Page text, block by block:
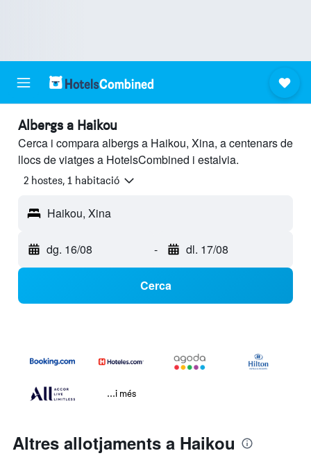
Albergs a Haikou
Cerca i compara albergs a Haikou, Xina, a centenars de
llocs de viatges a HotelsCombined i estalvia.
2 hostes, 1 habitació
Haikou, Xina
dg. 16/08 - dl. 17/08
Cerca
...i més
Altres allotjaments a Haikou